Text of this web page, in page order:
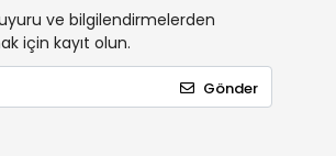
ve bilgilendirmelerden
için kayıt olun.
Gönder